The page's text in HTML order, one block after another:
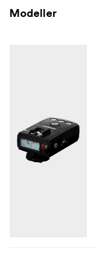
Modeller